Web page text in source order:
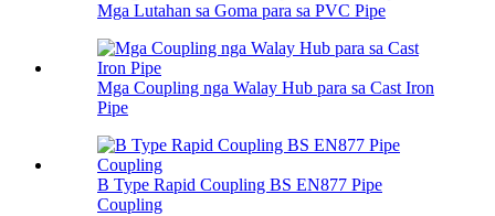
Mga Lutahan sa Goma para sa PVC Pipe
Mga Coupling nga Walay Hub para sa Cast Iron
Pipe
B Type Rapid Coupling BS EN877 Pipe
Coupling